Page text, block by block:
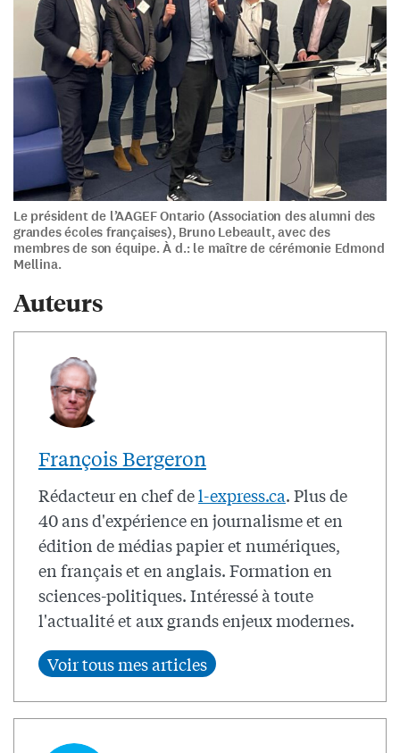
Le président de l’AAGEF Ontario (Association des alumni des
grandes écoles françaises), Bruno Lebeault, avec des
membres de son équipe. À d.: le maître de cérémonie Edmond
Mellina.
Auteurs
François Bergeron
Rédacteur en chef del-express.ca. Plus de
40 ans d'expérience en journalisme et en
édition de médias papier et numériques,
en français et en anglais. Formation en
sciences-politiques. Intéressé à toute
l'actualité et aux grands enjeux modernes.